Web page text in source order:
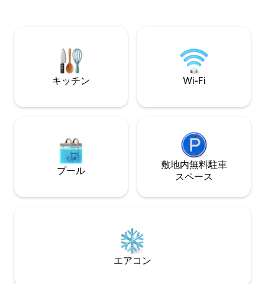
ります。素敵なビラードエリア。
付き。
キッチン Wi-Fi
プール
敷地内無料駐⁠車
ス⁠ペ⁠ー⁠ス
エアコン